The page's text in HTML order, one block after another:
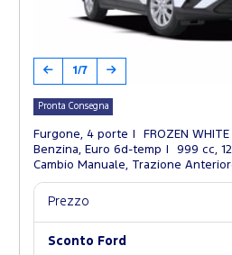
1/7
Pronta Consegna
Furgone, 4 porte
FROZEN WHITE
Benzina, Euro 6d-temp
999 cc,
Cambio Manuale, Trazione
Prezzo
Sconto Ford